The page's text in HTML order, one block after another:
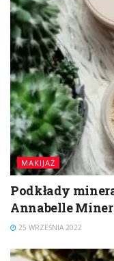
MAKIJAŻ
Podkłady
Annabelle
25 WRZEŚNIA 2022